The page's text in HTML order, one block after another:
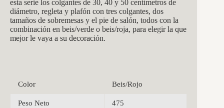
esta serie los colgantes de 30, 40 y 50 centímetros de
diámetro, regleta y plafón con tres colgantes, dos
tamaños de sobremesas y el pie de salón, todos con la
combinación en beis/verde o beis/roja, para elegir la que
mejor le vaya a su decoración.
Color Beis/Rojo
Peso Neto 475